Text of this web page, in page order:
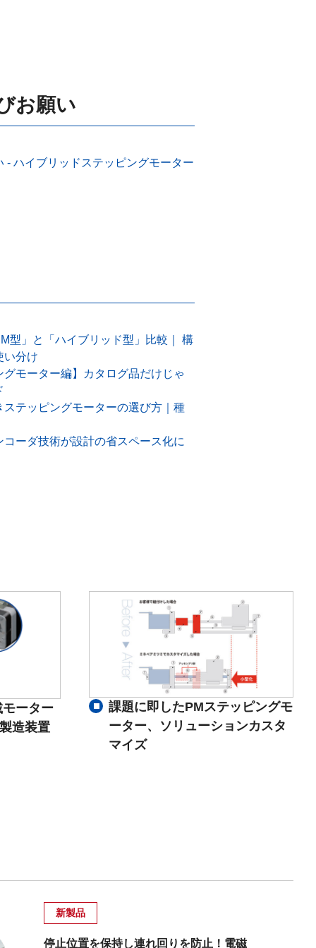
お願い
- ハイブリッドステッピングモーター
型」と「ハイブリッド型」比較｜ 構
い分け
グモーター編】カタログ品だけじゃ
テッピングモーターの選び方｜種
コーダ技術が設計の省スペース化に
ーター
造装置
課題に即したPMステッピングモ
ーター、ソリューションカスタ
マイズ
新製品
停止位置を保持し連れ回りを防止！電磁